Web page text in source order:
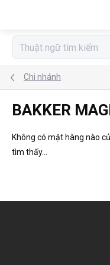
Chi nhánh
BAKKER
Không có mặt hàng nào
tìm thấy...